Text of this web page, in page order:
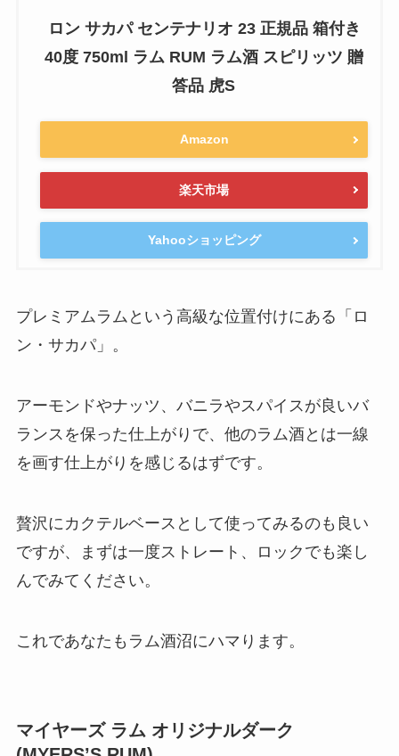
ロン サカパ センテナリオ 23 正規品 箱付き
40度 750ml ラム RUM ラム酒 スピリッツ 贈
答品 虎S
Amazon
楽天市場
Yahooショッピング
プレミアムラムという高級な位置付けにある「ロ
ン・サカパ」。
アーモンドやナッツ、バニラやスパイスが良いバ
ランスを保った仕上がりで、他のラム酒とは一線
を画す仕上がりを感じるはずです。
贅沢にカクテルベースとして使ってみるのも良い
ですが、まずは一度ストレート、ロックでも楽し
んでみてください。
これであなたもラム酒沼にハマります。
マイヤーズ ラム オリジナルダーク